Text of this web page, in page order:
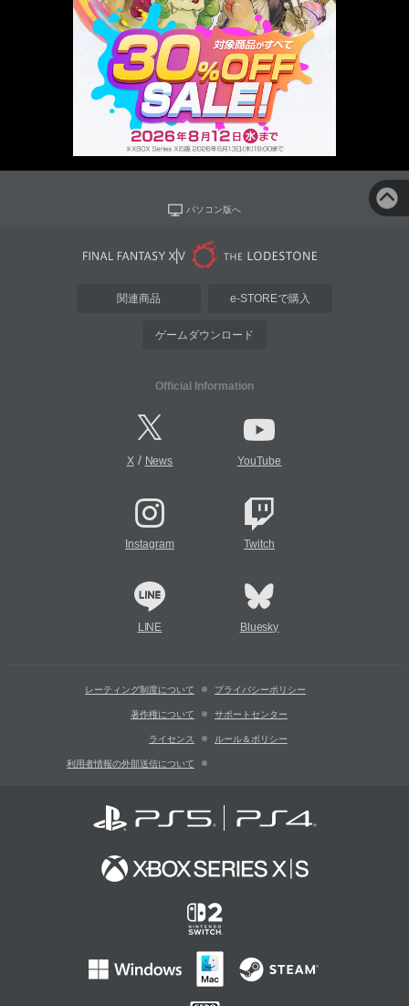
パソコン版へ
関連商品 e-STOREで購入
ゲームダウンロード
Official Information
X/ News YouTube
Instagram Twitch
LINE Bluesky
レーティング制度について プライバシーポリシー
著作権について サポートセンター
ライセンス ルール＆ポリシー
利用者情報の外部送信について